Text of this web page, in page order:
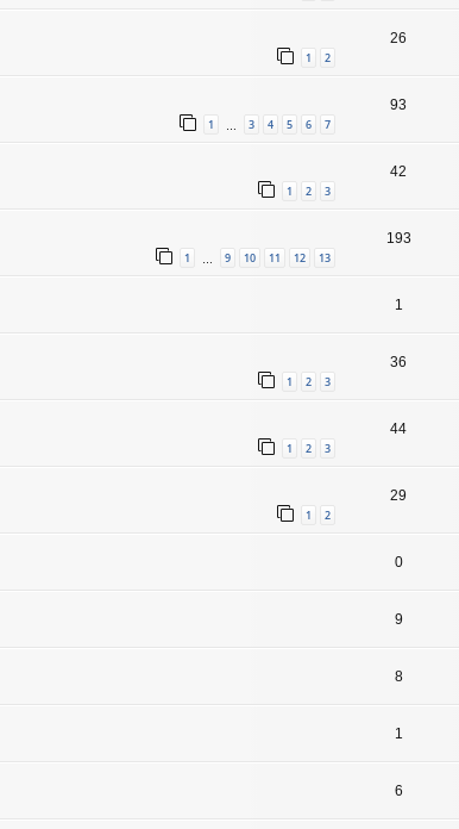
1 2
26
1 3 4 5 6 7
93
1 2 3
42
1 9 10 11 12 13
193
1
1 2 3
36
1 2 3
44
1 2
29
0
9
8
1
6